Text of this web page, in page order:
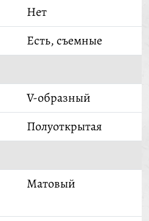
Нет
Есть, съемные
V-образный
Полуоткрытая
Матовый